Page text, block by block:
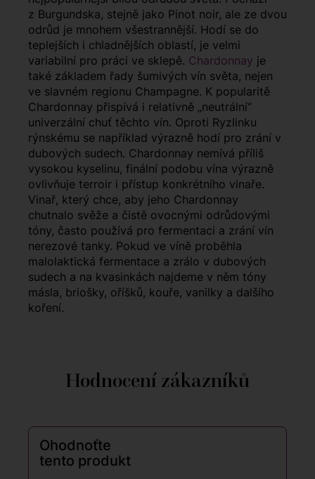
z Burgundska, stejně jako Pinot noir, ale ze dvou
odrůd je mnohem všestrannější. Hodí se do
teplejších i chladnějších oblastí, je velmi
variabilní pro práci ve sklepě. Chardonnay je
také základem řady šumivých vín světa, nejen
ve slavném regionu Champagne. K popularitě
Chardonnay přispívá i relativně „neutrální“
univerzální chuť těchto vín. Oproti Ryzlinku
rýnskému se například výrazně hodí pro zrání v
dubových sudech. Chardonnay nemívá příliš
vysokou kyselinu, finální podobu vína výrazně
ovlivňuje terroir i přístup konkrétního vinaře.
Vinař, který chce, aby jeho Chardonnay
chutnalo svěže a čistě ovocnými odrůdovými
tóny, často používá pro fermentaci a zrání vín
nerezové tanky. Pokud ve víně proběhla
malolaktická fermentace a zrálo v dubových
sudech a na kvasinkách najdeme v něm tóny
másla, briošky, oříšků, kouře, vanilky a dalšího
koření.
Hodnocení zákazníků
Ohodnoťte
tento produkt